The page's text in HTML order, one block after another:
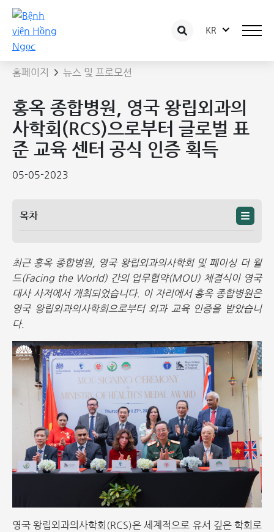
KR
뉴스 상세보기
홈페이지 뉴스 및 프로모션
홍옥 종합병원, 영국 왕립외과의
사학회(RCS)으로부터 글로벌 표
준 교육 센터 공식 인증 획득
05-05-2023
목차
최근 홍옥 종합병원, 영국 왕립외과의사학회 및 페이싱 더 월
드(Facing the World) 간의 업무협약(MOU) 체결식이 영국
대사 사저에서 개최되었습니다. 이 자리에서 홍옥 종합병원은
영국 왕립외과의사학회으로부터 외과 교육 인증을 받았습니
다.
영국 왕립외과의사학회(RCS)은 세계적으로 유서 깊은 학회로